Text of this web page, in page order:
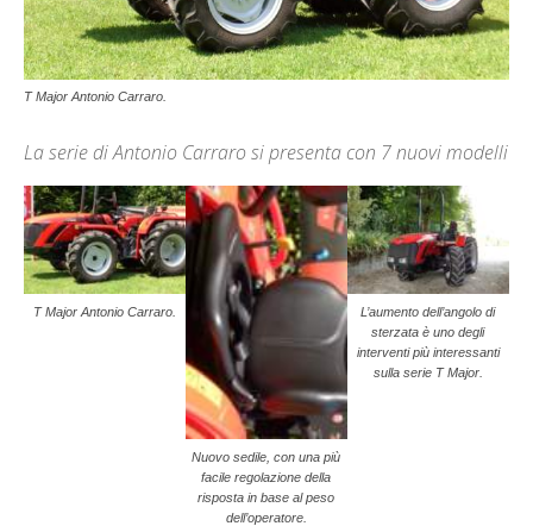
T Major Antonio Carraro.
La serie di Antonio Carraro si presenta con 7 nuovi modelli
T Major Antonio Carraro.
Nuovo sedile, con una più
facile regolazione della
risposta in base al peso
dell’operatore.
L’aumento dell’angolo di
sterzata è uno degli
interventi più interessanti
sulla serie T Major.